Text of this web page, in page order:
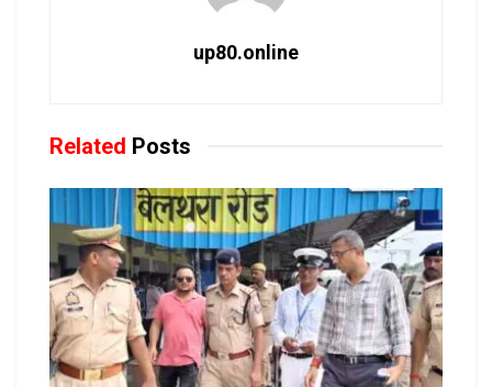
up80.online
Related Posts